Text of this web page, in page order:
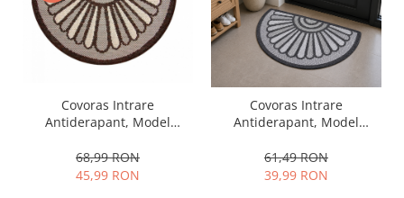
Covoras Intrare
Antiderapant, Model
Dimensiunea 50 x 80 cm
68,99 RON
45,99 RON
Covoras Intrare
Antiderapant, Model
61,49 RON
39,99 RON